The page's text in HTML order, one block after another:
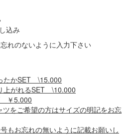
込み
れのないように入力下さい
たかSET \15.000
上がれるSET \10.000
￥5.000
をご希望の方はサイズの明記をお忘
もお忘れの無いように記載お願いし